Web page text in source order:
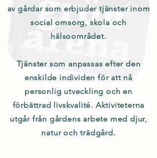
av gårdar som erbjuder tjänster inom
social omsorg, skola och
hälsoområdet.
Tjänster som anpassas efter den
enskilde individen för att nå
personlig utveckling och en
förbättrad livskvalité. Aktiviteterna
utgår från gårdens arbete med djur,
natur och trädgård.